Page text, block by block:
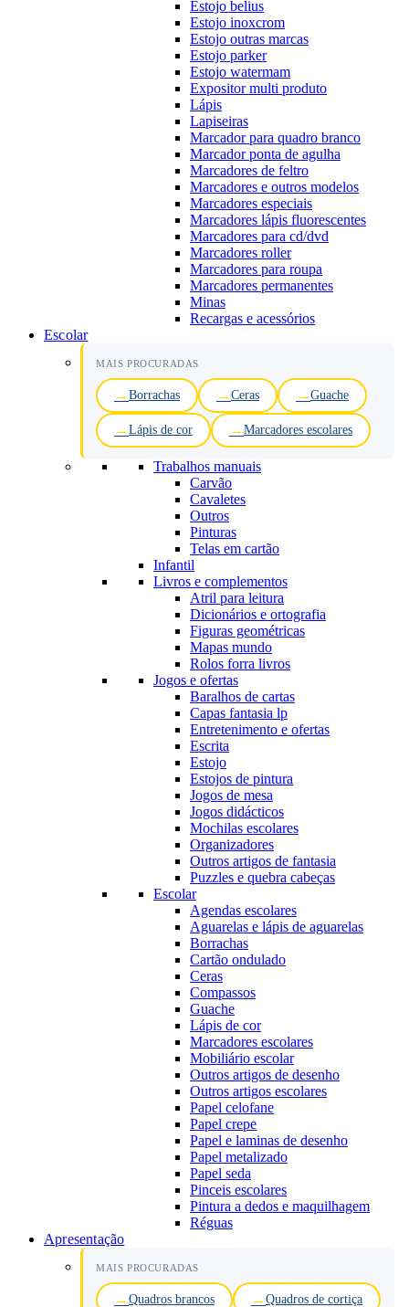
Estojo belius
Estojo inoxcrom
Estojo outras marcas
Estojo parker
Estojo watermam
Expositor multi produto
Lápis
Lapiseiras
Marcador para quadro branco
Marcador ponta de agulha
Marcadores de feltro
Marcadores e outros modelos
Marcadores especiais
Marcadores lápis fluorescentes
Marcadores para cd/dvd
Marcadores roller
Marcadores para roupa
Marcadores permanentes
Minas
Recargas e acessórios
Escolar
MAIS PROCURADAS
Borrachas Ceras Guache
Lápis de cor Marcadores escolares
Trabalhos manuais
Carvão
Cavaletes
Outros
Pinturas
Telas em cartão
Infantil
Livros e complementos
Atril para leitura
Dicionários e ortografia
Figuras geométricas
Mapas mundo
Rolos forra livros
Jogos e ofertas
Baralhos de cartas
Capas fantasia lp
Entretenimento e ofertas
Escrita
Estojo
Estojos de pintura
Jogos de mesa
Jogos didácticos
Mochilas escolares
Organizadores
Outros artigos de fantasia
Puzzles e quebra cabeças
Escolar
Agendas escolares
Aguarelas e lápis de aguarelas
Borrachas
Cartão ondulado
Ceras
Compassos
Guache
Lápis de cor
Marcadores escolares
Mobiliário escolar
Outros artigos de desenho
Outros artigos escolares
Papel celofane
Papel crepe
Papel e laminas de desenho
Papel metalizado
Papel seda
Pinceis escolares
Pintura a dedos e maquilhagem
Réguas
Apresentação
MAIS PROCURADAS
Quadros brancos Quadros de cortiça